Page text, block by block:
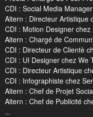
CDI : Social Media
Altern : Directeur Artistique
CDI : Motion Designer chez
Altern : Chargé de
CDI : Directeur de Clientè
CDI : UI Designer chez We
CDI : Directeur Artistique
CDI : Infographiste chez
Altern : Chef de Projet
Altern : Chef de Publicité
...